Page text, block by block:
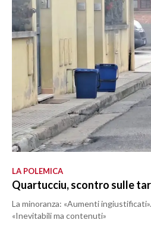
LA POLEMICA
Quartucciu, scontro sulle
La minoranza: «Aumenti
«Inevitabili ma contenuti»